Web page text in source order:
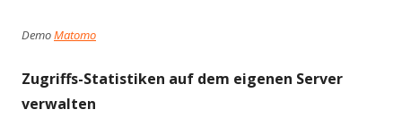
DemoMatomo
Zugriffs-Statistiken auf dem eigenen Server
verwalten